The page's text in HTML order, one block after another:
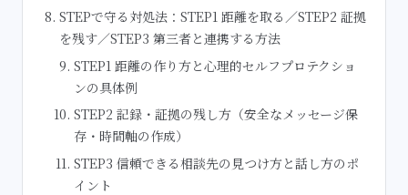
STEPで守る対処法：STEP1 距離を取る／STEP2 証拠
を残す／STEP3 第三者と連携する方法
STEP1 距離の作り方と心理的セルフプロテクショ
ンの具体例
STEP2 記録・証拠の残し方（安全なメッセージ保
存・時間軸の作成）
STEP3 信頼できる相談先の見つけ方と話し方のポ
イント